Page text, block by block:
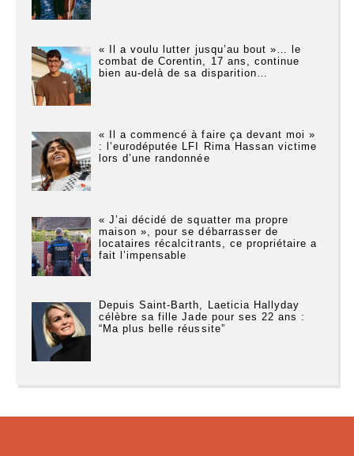
« Il a voulu lutter jusqu’au bout »… le
combat de Corentin, 17 ans, continue
bien au-delà de sa disparition…
« Il a commencé à faire ça devant moi »
: l’eurodéputée LFI Rima Hassan victime
lors d’une randonnée
« J’ai décidé de squatter ma propre
maison », pour se débarrasser de
locataires récalcitrants, ce propriétaire a
fait l’impensable
Depuis Saint-Barth, Laeticia Hallyday
célèbre sa fille Jade pour ses 22 ans :
“Ma plus belle réussite”